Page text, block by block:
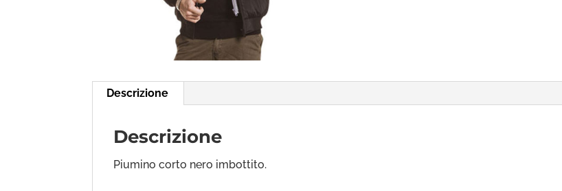
Descrizione
Descrizione
Piumino corto nero imbottito.